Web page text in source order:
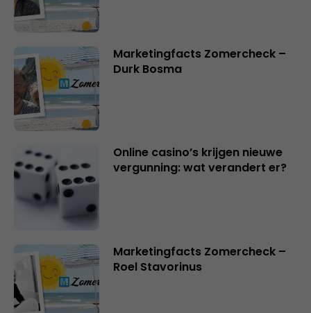
Marketingfacts Zomercheck –
Durk Bosma
Online casino’s krijgen nieuwe
vergunning: wat verandert er?
Marketingfacts Zomercheck –
Roel Stavorinus